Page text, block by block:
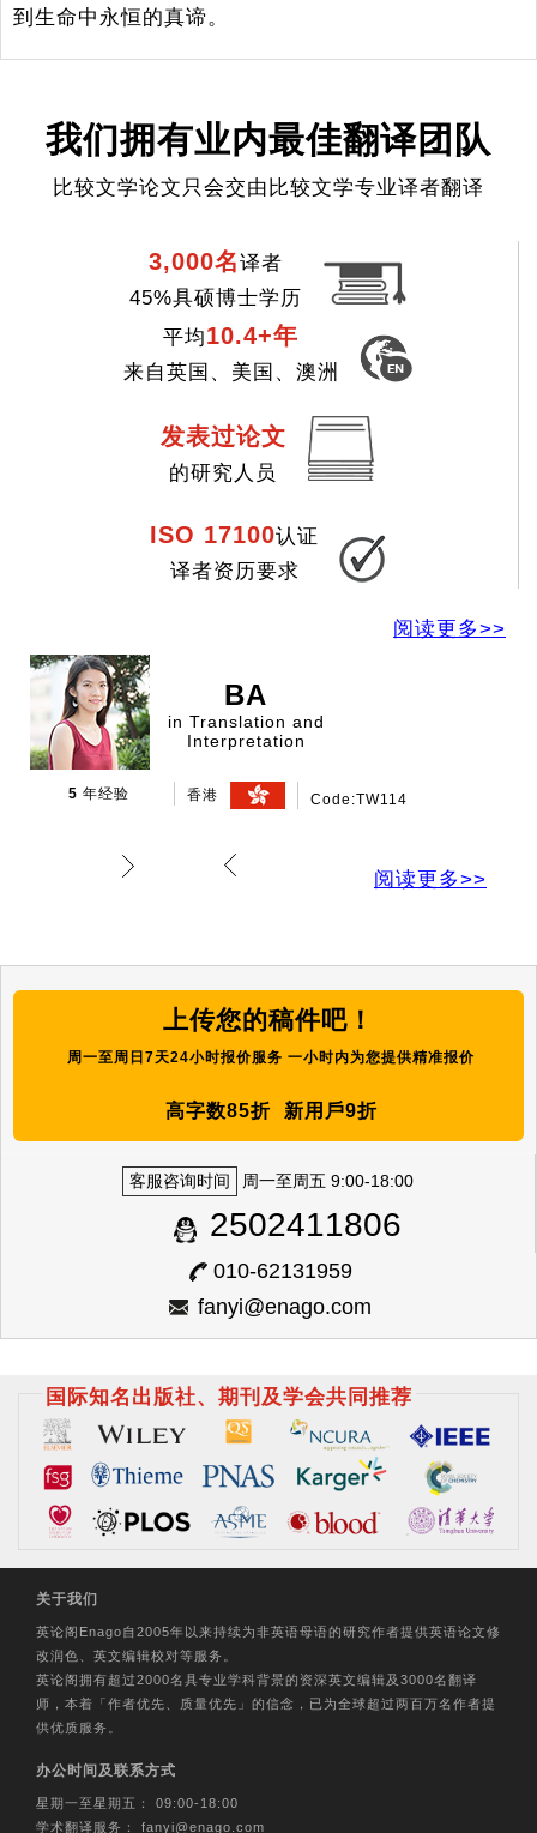
到生命中永恒的真谛。
我们拥有业内最佳翻译团队
比较文学论文只会交由比较文学专业译者翻译
3,000名译者
45%具硕博士学历
平均10.4+年
来自英国、美国、澳洲
发表过论文
的研究人员
ISO 17100认证
译者资历要求
阅读更多>>
PhD
in East Asian
Studies
20年经验 澳大利亚 Code:TW138
阅读更多>>
上传您的稿件吧！
周一至周日7天24小时报价服务 一小时内为您提供精准报价
高字数85折 新用戶9折
客服咨询时间 周一至周五 9:00-18:00
2502411806
010-62131959
fanyi@enago.com
关于我们
英论阁Enago自2005年以来持续为非英语母语的研究作者提供英语论文修
改润色、英文编辑校对等服务。
英论阁拥有超过2000名具专业学科背景的资深英文编辑及3000名翻译
师，本着「作者优先、质量优先」的信念，已为全球超过两百万名作者提
供优质服务。
办公时间及联系方式
星期一至星期五： 09:00-18:00
学术翻译服务： fanyi@enago.com